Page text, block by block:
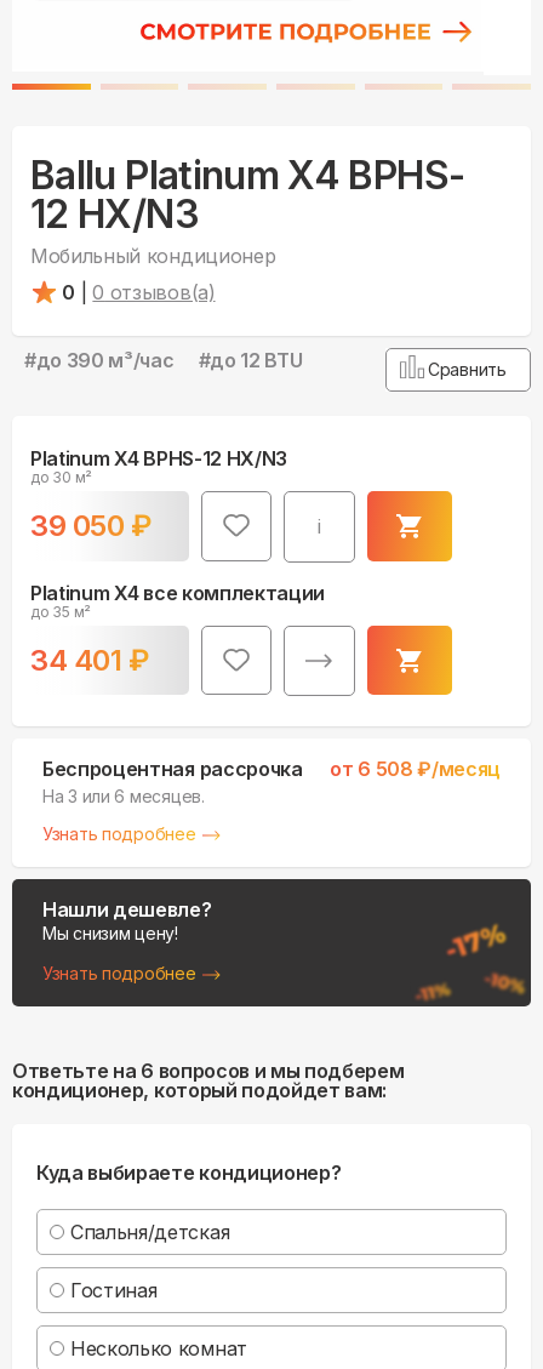
Ballu Platinum X4 BPHS-
12 HX/N3
Мобильный кондиционер
0
0 отзывов(а)
#до 390 м³/чаc #до 12 BTU Сравнить
Platinum X4 BPHS-12 HX/N3
до 30 м²
39 050 ₽ i
Platinum X4 все комплектации
до 35 м²
34 401 ₽
Беспроцентная рассрочка от 6 508 ₽/месяц
На 3 или 6 месяцев.
Узнать подробнее
Нашли дешевле?
Мы снизим цену!
Узнать подробнее
Ответьте на 6 вопросов и мы подберем
кондиционер, который подойдет вам:
Куда выбираете кондиционер?
Спальня/детская
Гостиная
Несколько комнат